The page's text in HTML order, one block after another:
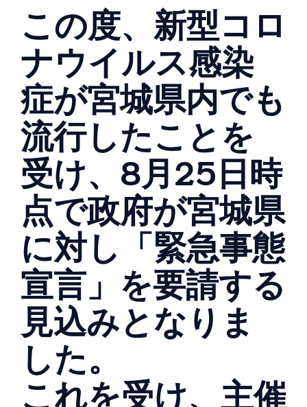
この度、新型コロ
ナウイルス感染
症が宮城県内でも
流行したことを
受け、8月25日時
点で政府が宮城県
に対し「緊急事態
宣言」を要請する
見込みとなりま
した。
これを受け、主催